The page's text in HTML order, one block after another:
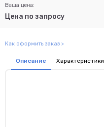
Ваша цена:
Цена по запросу
Как оформить заказ >
Описание Характеристики